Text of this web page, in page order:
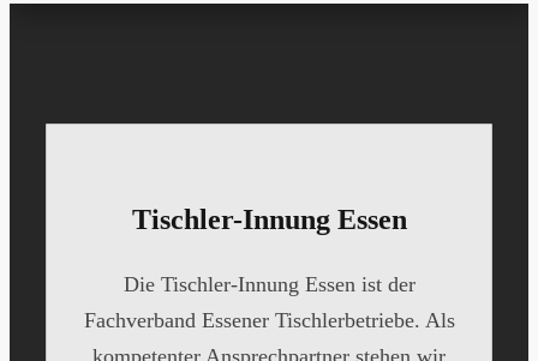
Tischler-Innung Essen
Die Tischler-Innung Essen ist der
Fachverband Essener Tischlerbetriebe. Als
kompetenter Ansprechpartner stehen wir